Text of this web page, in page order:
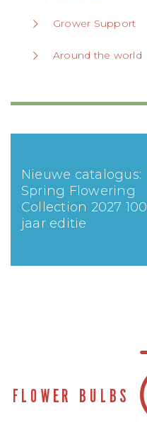
Grower Support
Around the world
Nieuwe catalogus:
Spring Flowering
Collection 2027 100
jaar editie